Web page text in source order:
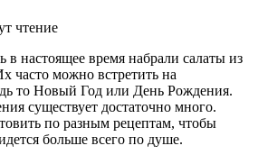
чтение
настоящее время набрали салаты из
часто можно встретить на
то Новый Год или День Рождения.
существует достаточно много.
по разным рецептам, чтобы
больше всего по душе.